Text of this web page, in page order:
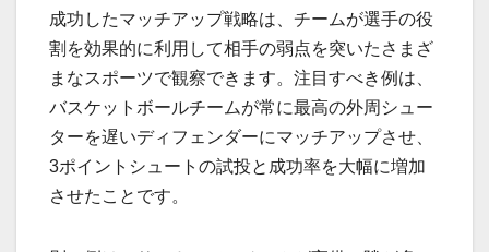
成功したマッチアップ戦略は、チームが選手の役
割を効果的に利用して相手の弱点を突いたさまざ
まなスポーツで観察できます。注目すべき例は、
バスケットボールチームが常に最高の外周シュー
ターを遅いディフェンダーにマッチアップさせ、
3ポイントシュートの試投と成功率を大幅に増加
させたことです。